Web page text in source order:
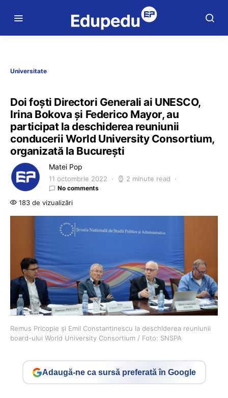
Universitate
Doi foști Directori Generali ai UNESCO,
Irina Bokova și Federico Mayor, au
participat la deschiderea reuniunii
conducerii World University Consortium,
organizată la București
Matei Pop
11 octombrie 2022 2 minute read
No comments
183 de vizualizări
Remus Pricopie și Emil Constantinescu la deschiderea reuniunii
board-ului World University Consortium / Foto: SNSPA
Adaugă-ne ca sursă preferată în Google